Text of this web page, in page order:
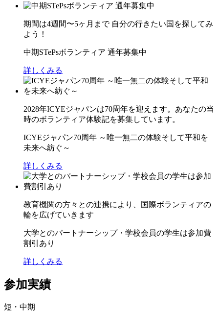
期間は4週間〜5ヶ月まで 自分の行きたい国を探してみ
よう！
中期STePsボランティア 通年募集中
詳しくみる
2028年ICYEジャパンは70周年を迎えます。あなたの当
時のボランティア体験記を募集しています。
ICYEジャパン70周年 ～唯一無二の体験そして平和を
未来へ紡ぐ～
詳しくみる
教育機関の方々との連携により、国際ボランティアの
輪を広げていきます
大学とのパートナーシップ・学校会員の学生は参加費
割引あり
詳しくみる
参加実績
短・中期